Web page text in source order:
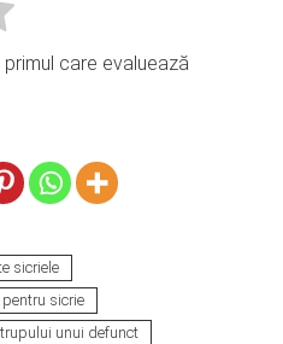
care evaluează
sicriele
sicrie
unui defunct